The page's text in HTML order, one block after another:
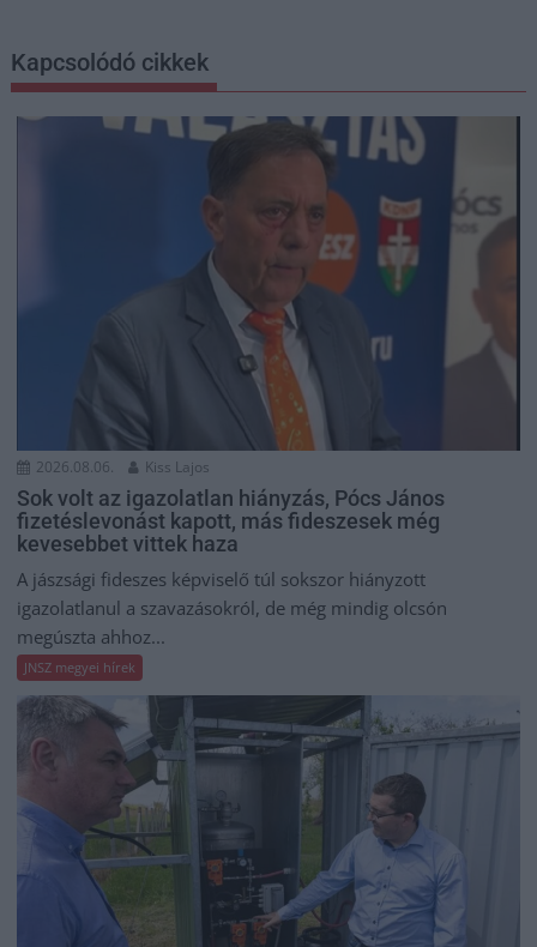
Kapcsolódó cikkek
2026.08.06. Kiss Lajos
Sok volt az igazolatlan hiányzás, Pócs János
fizetéslevonást kapott, más fideszesek még
kevesebbet vittek haza
A jászsági fideszes képviselő túl sokszor hiányzott
igazolatlanul a szavazásokról, de még mindig olcsón
megúszta ahhoz...
JNSZ megyei hírek